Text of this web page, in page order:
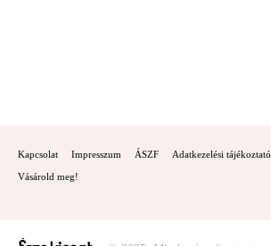
Kapcsolat Impresszum ÁSZF Adatkezelési tájékoztató
Vásárold meg!